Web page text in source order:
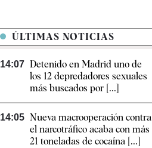
ÚLTIMAS NOTICIAS
14:07 Detenido en Madrid uno de
los 12 depredadores sexuales
más buscados por [...]
14:05 Nueva macrooperación contra
el narcotráfico acaba con más
21 toneladas de cocaína [...]